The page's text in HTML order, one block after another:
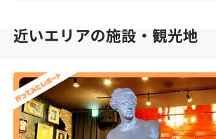
近いエリアの施設・観光地